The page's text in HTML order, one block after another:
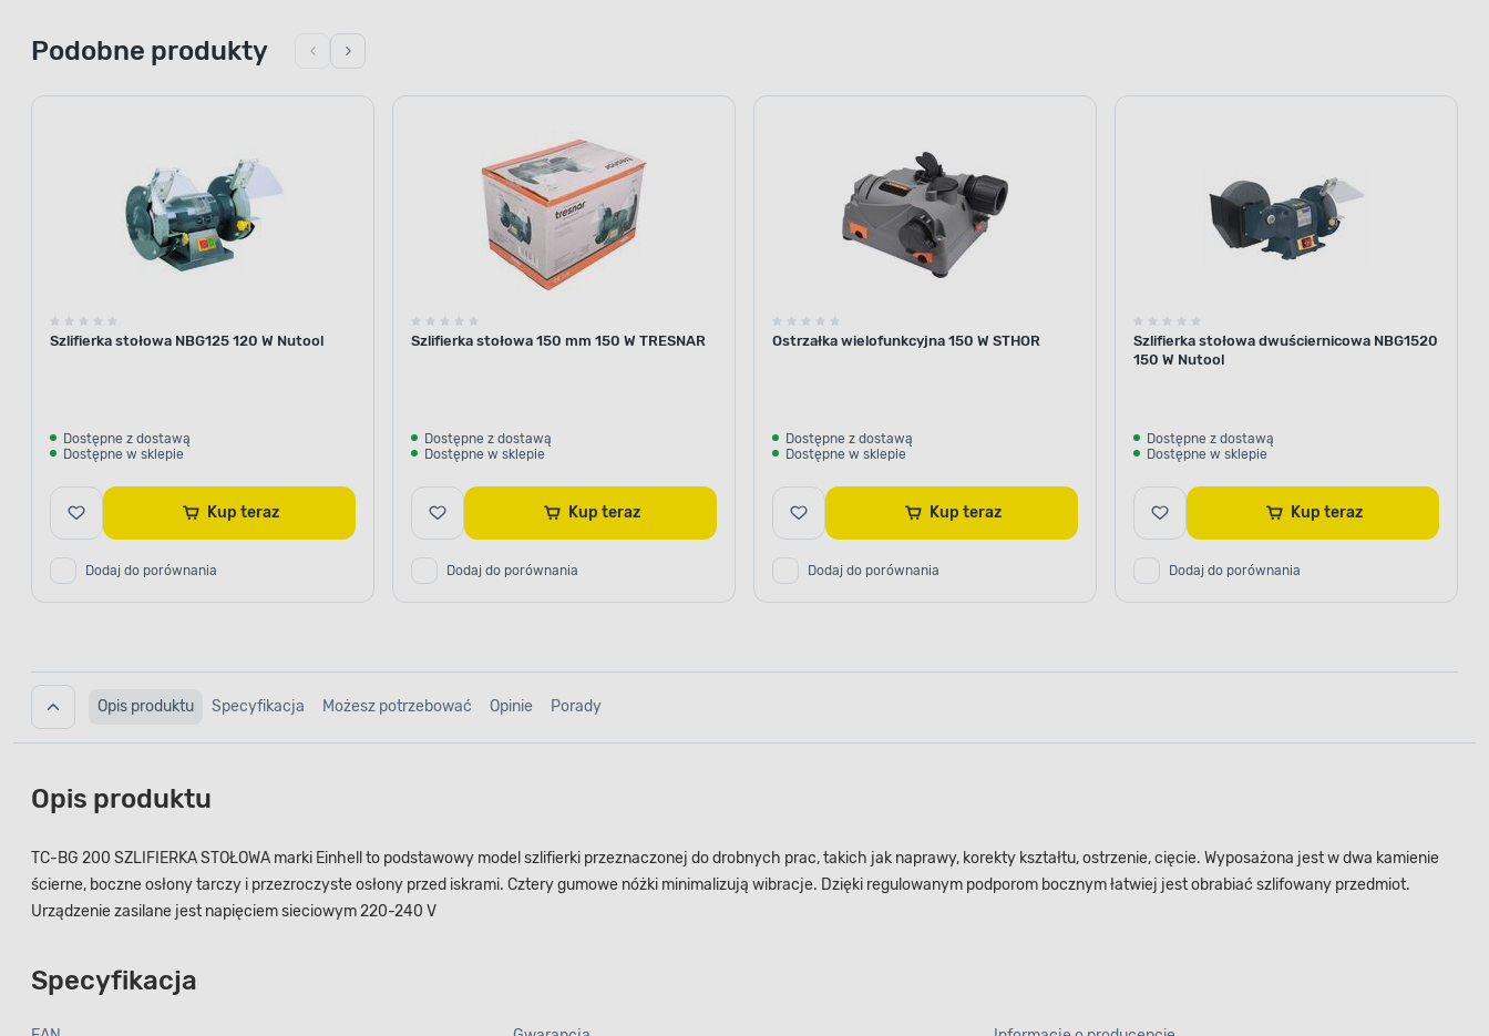
Podobne produkty
Szlifierka stołowa NBG125 120 W Nutool
Dostępne z dostawą
Dostępne w sklepie
Kup teraz
Dodaj do porównania
Szlifierka stołowa 150 mm 150 W TRESNAR
Dostępne z dostawą
Dostępne w sklepie
Kup teraz
Dodaj do porównania
Ostrzałka wielofunkcyjna 150 W STHOR
Dostępne z dostawą
Dostępne w sklepie
Kup teraz
Dodaj do porównania
Szlifierka stołowa dwuściernicowa NBG1520
150 W Nutool
Dostępne z dostawą
Dostępne w sklepie
Kup teraz
Dodaj do porównania
Opis produktu Specyfikacja Możesz potrzebować Opinie Porady
Opis produktu
TC-BG 200 SZLIFIERKA STOŁOWA marki Einhell to podstawowy model szlifierki przeznaczonej do drobnych prac, takich jak naprawy, korekty kształtu, ostrzenie, cięcie. Wyposażona jest w dwa kamienie
ścierne, boczne osłony tarczy i przezroczyste osłony przed iskrami. Cztery gumowe nóżki minimalizują wibracje. Dzięki regulowanym podporom bocznym łatwiej jest obrabiać szlifowany przedmiot.
Urządzenie zasilane jest napięciem sieciowym 220-240 V
Specyfikacja